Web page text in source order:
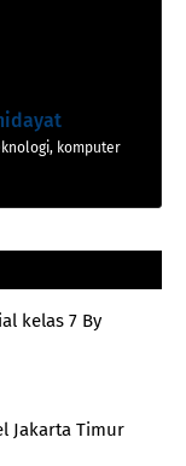
komputer
kelas 7 By
Jakarta Timur